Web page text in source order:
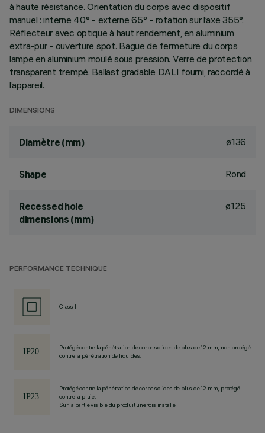
à haute résistance. Orientation du corps avec dispositif
manuel : interne 40° - externe 65° - rotation sur l’axe 355°.
Réflecteur avec optique à haut rendement, en aluminium
extra-pur - ouverture spot. Bague de fermeture du corps
lampe en aluminium moulé sous pression. Verre de protection
transparent trempé. Ballast gradable DALI fourni, raccordé à
l’appareil.
DIMENSIONS
Diamètre (mm) ø136
Shape Rond
Recessed hole
dimensions (mm)
ø125
PERFORMANCE TECHNIQUE
Class II
Protégé contre la pénétration de corps solides de plus de 12 mm, non protégé
contre la pénétration de liquides.
Protégé contre la pénétration de corps solides de plus de 12 mm, protégé
contre la pluie.
Sur la partie visible du produit une fois installé